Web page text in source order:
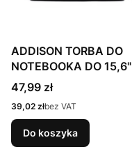
ADDISON TORBA DO
NOTEBOOKA DO 15,6"
UPTOWN 15
Cena
47,99 zł
Cena
39,02 złbez VAT
Do koszyka